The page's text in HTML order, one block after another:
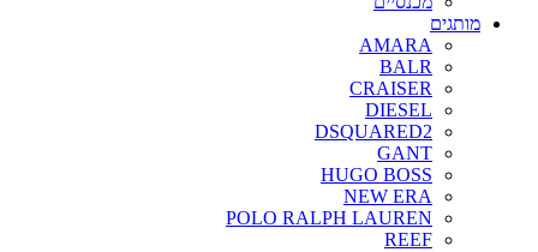
מותגים
AMARA
BALR
CRAISER
DIESEL
DSQUARED2
GANT
HUGO BOSS
NEW ERA
POLO RALPH LAUREN
REEF